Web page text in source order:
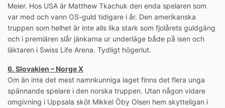
Meier. Hos USA är Matthew Tkachuk den enda spelaren som
var med och vann OS-guld tidigare i år. Den amerikanska
truppen som helhet är inte alls lika stark som fjolårets guldgäng
och i premiären slår jänkarna ur underläge både på isen och
läktaren i Swiss Life Arena. Tydligt högerlut.
6. Slovakien – Norge X
Om än inte det mest namnkunniga laget finns det flera unga
spännande spelare i den norska truppen. Utan någon vidare
omgivning i Uppsala sköt Mikkel Öby Olsen hem skytteligan i